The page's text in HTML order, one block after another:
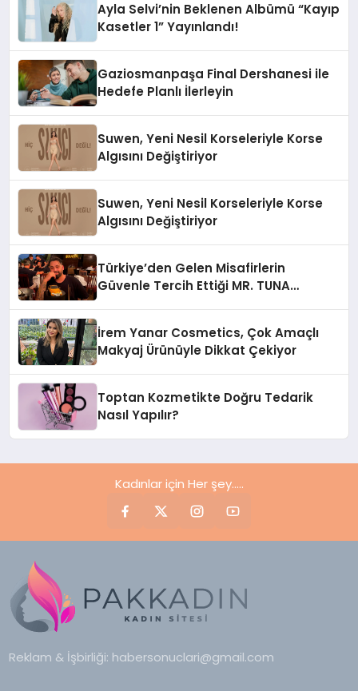
Ayla Selvi’nin Beklenen Albümü “Kayıp
Kasetler 1” Yayınlandı!
Gaziosmanpaşa Final Dershanesi ile
Hedefe Planlı İlerleyin
Suwen, Yeni Nesil Korseleriyle Korse
Algısını Değiştiriyor
Suwen, Yeni Nesil Korseleriyle Korse
Algısını Değiştiriyor
Türkiye’den Gelen Misafirlerin
Güvenle Tercih Ettiği MR. TUNA
İrem Yanar Cosmetics, Çok Amaçlı
Makyaj Ürünüyle Dikkat Çekiyor
Toptan Kozmetikte Doğru Tedarik
Nasıl Yapılır?
Kadınlar için Her şey.....
Reklam & İşbirliği: habersonuclari@gmail.com